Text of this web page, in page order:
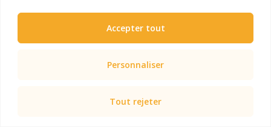
Personnaliser
Tout rejeter
Accepter tout
Siège social : BOM PRESSE, 3 rue Paul Valery, 66270 LE
presse et produits presse à l’unité